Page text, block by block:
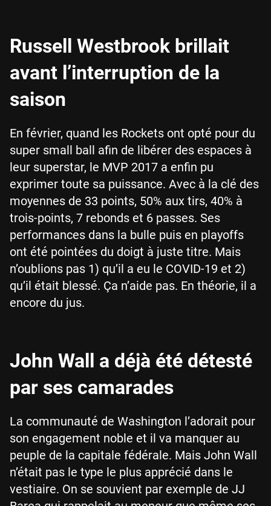
Russell Westbrook brillait
avant l’interruption de la
saison
En février, quand les Rockets ont opté pour du
super small ball afin de libérer des espaces à
leur superstar, le MVP 2017 a enfin pu
exprimer toute sa puissance. Avec à la clé des
moyennes de 33 points, 50% aux tirs, 40% à
trois-points, 7 rebonds et 6 passes. Ses
performances dans la bulle puis en playoffs
ont été pointées du doigt à juste titre. Mais
n’oublions pas 1) qu’il a eu le COVID-19 et 2)
qu’il était blessé. Ça n’aide pas. En théorie, il a
encore du jus.
John Wall a déjà été détesté
par ses camarades
La communauté de Washington l’adorait pour
son engagement noble et il va manquer au
peuple de la capitale fédérale. Mais John Wall
n’était pas le type le plus apprécié dans le
vestiaire. On se souvient par exemple de JJ